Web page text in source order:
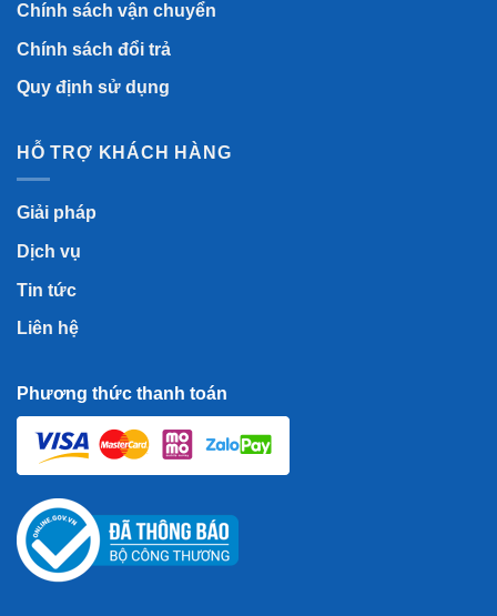
Chính sách vận chuyển
Chính sách đổi trả
Quy định sử dụng
HỖ TRỢ KHÁCH HÀNG
Giải pháp
Dịch vụ
Tin tức
Liên hệ
Phương thức thanh toán